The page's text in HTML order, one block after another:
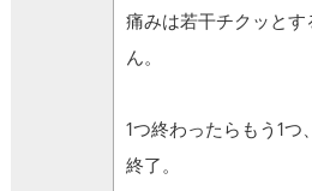
痛みは若干チクッと
ん。
1つ終わったらもう1
終了。